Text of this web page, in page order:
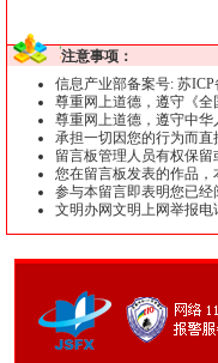
注意事项：
信息产业部备案号: 苏ICP
尊重网上道德，遵守《
尊重网上道德，遵守中
承担一切因您的行为而
留言板管理人员有权保
您在留言板发表的作品
参与本留言即表明您已经
文明办网文明上网举报电